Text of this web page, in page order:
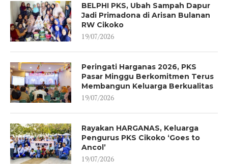
BELPHI PKS, Ubah Sampah Dapur
Jadi Primadona di Arisan Bulanan
RW Cikoko
19/07/2026
Peringati Harganas 2026, PKS
Pasar Minggu Berkomitmen Terus
Membangun Keluarga Berkualitas
19/07/2026
Rayakan HARGANAS, Keluarga
Pengurus PKS Cikoko ‘Goes to
Ancol’
19/07/2026